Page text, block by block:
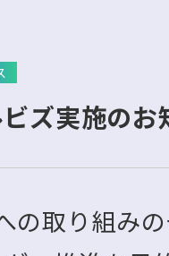
ズ実施のお
の取り組み